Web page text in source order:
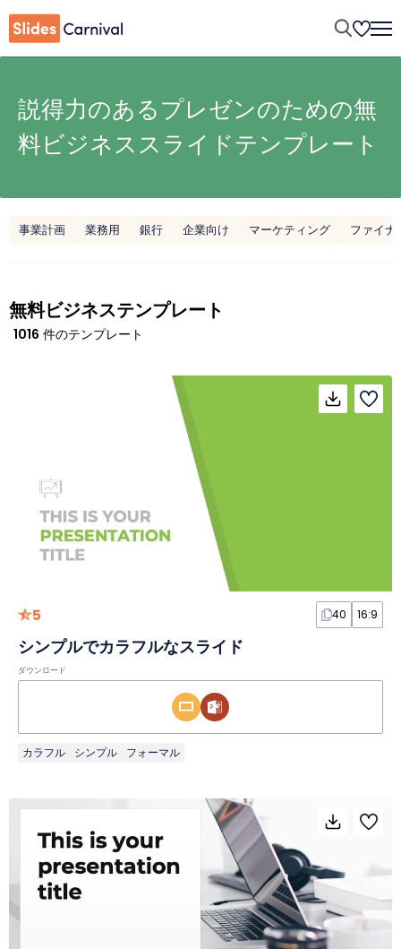
説得力のあるプレゼンのための無
料ビジネススライドテンプレート
事業計画 業務用 銀行 企業向け マーケティング ファイナ
無料ビジネステンプレート
1016 件のテンプレート
5 40 16:9
シンプルでカラフルなスライド
ダウンロード
カラフル シンプル フォーマル